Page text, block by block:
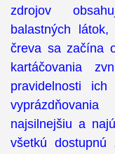
zdrojov
balastných
čreva sa začína
kartáčovania
pravidelnosti
najsilnejšiu a
všetkú